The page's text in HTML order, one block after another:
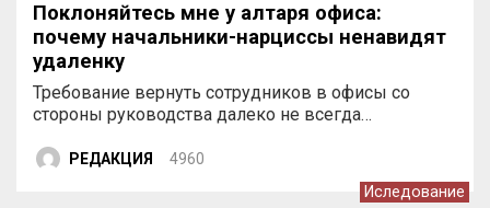
Поклоняйтесь мне у алтаря офиса:
почему начальники-нарциссы ненавидят
удаленку
Требование вернуть сотрудников в офисы со
стороны руководства далеко не всегда…
РЕДАКЦИЯ 4960
Иследование